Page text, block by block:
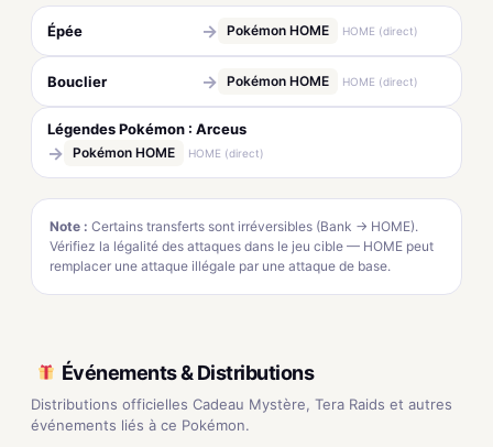
Épée → Pokémon HOME HOME (direct)
Bouclier → Pokémon HOME HOME (direct)
Légendes Pokémon : Arceus
→ Pokémon HOME HOME (direct)
Note : Certains transferts sont irréversibles (Bank → HOME).
Vérifiez la légalité des attaques dans le jeu cible — HOME peut
remplacer une attaque illégale par une attaque de base.
Événements & Distributions
Distributions officielles Cadeau Mystère, Tera Raids et autres
événements liés à ce Pokémon.